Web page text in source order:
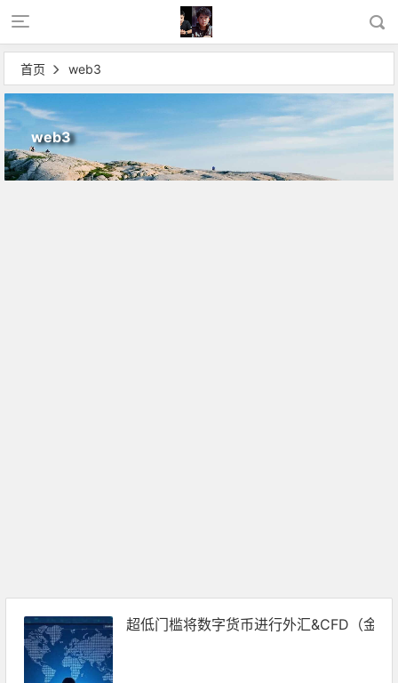
首页 web3
web3
超低门槛将数字货币进行外汇&CFD（金